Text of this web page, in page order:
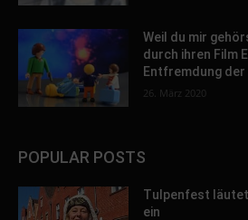
Weil du mir
durch ihren Film
Entfremdung
26. März 2020
POPULAR POSTS
Tulpenfest
ein